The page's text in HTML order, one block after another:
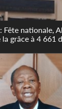
Fête nationale,
grâce à 4 661